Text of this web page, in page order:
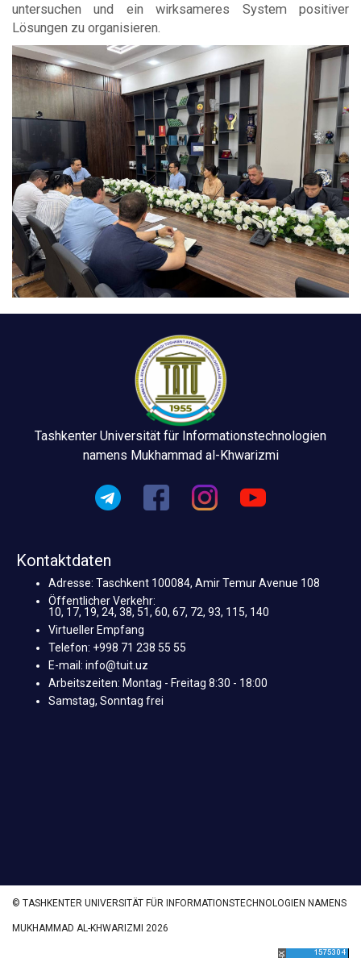
untersuchen und ein wirksameres System positiver
Lösungen zu organisieren.
Tashkenter Universität für Informationstechnologien
namens Mukhammad al-Khwarizmi
Kontaktdaten
Adresse: Taschkent 100084, Amir Temur Avenue 108
Öffentlicher Verkehr:
10, 17, 19, 24, 38, 51, 60, 67, 72, 93, 115, 140
Virtueller Empfang
Telefon: +998 71 238 55 55
E-mail: info@tuit.uz
Arbeitszeiten: Montag - Freitag 8:30 - 18:00
Samstag, Sonntag frei
© TASHKENTER UNIVERSITÄT FÜR INFORMATIONSTECHNOLOGIEN NAMENS
MUKHAMMAD AL-KHWARIZMI 2026